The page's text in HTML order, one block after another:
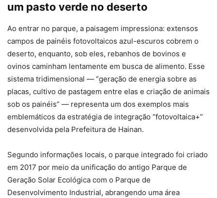
um pasto verde no deserto
Ao entrar no parque, a paisagem impressiona: extensos
campos de painéis fotovoltaicos azul-escuros cobrem o
deserto, enquanto, sob eles, rebanhos de bovinos e
ovinos caminham lentamente em busca de alimento. Esse
sistema tridimensional — “geração de energia sobre as
placas, cultivo de pastagem entre elas e criação de animais
sob os painéis” — representa um dos exemplos mais
emblemáticos da estratégia de integração “fotovoltaica+”
desenvolvida pela Prefeitura de Hainan.
Segundo informações locais, o parque integrado foi criado
em 2017 por meio da unificação do antigo Parque de
Geração Solar Ecológica com o Parque de
Desenvolvimento Industrial, abrangendo uma área